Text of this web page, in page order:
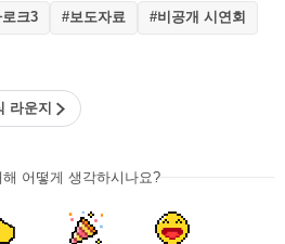
크3 #보도자료 #비공개 시연회
라운지
어떻게 생각하시나요?